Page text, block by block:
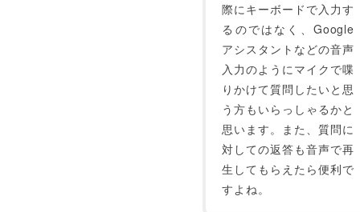
際にキーボードで入力す
るのではなく、Google
アシスタントなどの音声
入力のようにマイクで喋
りかけて質問したいと思
う方もいらっしゃるかと
思います。また、質問に
対しての返答も音声で再
生してもらえたら便利で
すよね。